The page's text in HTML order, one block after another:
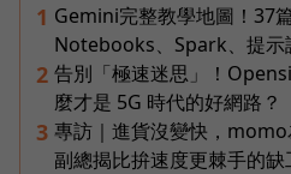
1 Gemini完整教學地圖！37
Notebooks、Spark、提示
2 告別「極速迷思」！
麼才是 5G 時代的好網路？
3 專訪｜進貨沒變快，
副總揭比拚速度更棘手的缺